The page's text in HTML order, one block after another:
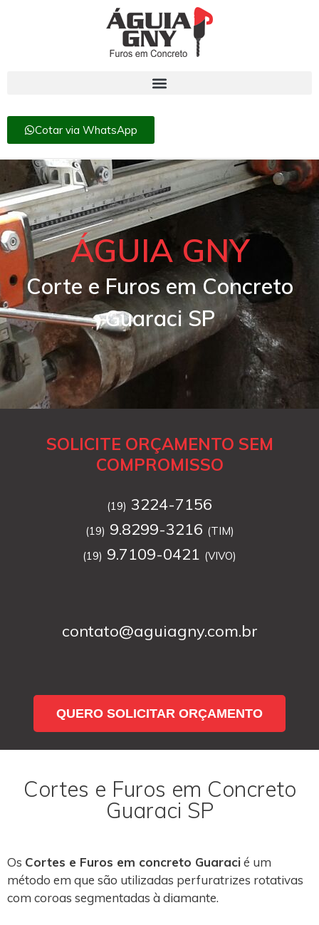
Cotar via WhatsApp
ÁGUIA GNY
Corte e Furos em Concreto
Guaraci SP
SOLICITE ORÇAMENTO SEM
COMPROMISSO
(19) 3224-7156
(19) 9.8299-3216 (TIM)
(19) 9.7109-0421 (VIVO)
contato@aguiagny.com.br
QUERO SOLICITAR ORÇAMENTO
Cortes e Furos em Concreto
Guaraci SP
Os Cortes e Furos em concreto Guaracié um
método em que são utilizadas perfuratrizes rotativas
com coroas segmentadas à diamante.